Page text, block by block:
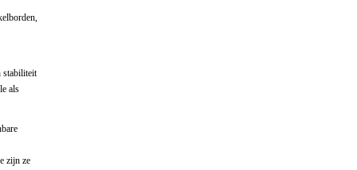
stabiliteit
als
zijn ze